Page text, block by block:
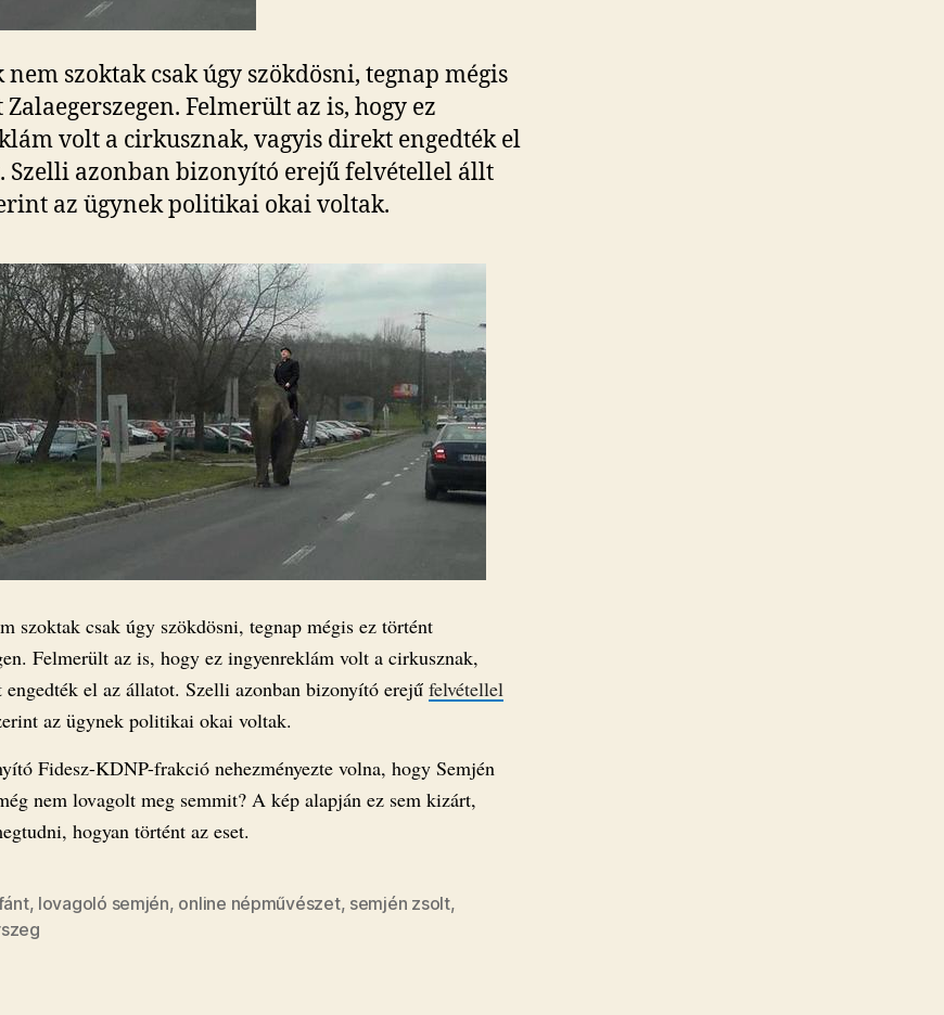
szoktak csak úgy szökdösni, tegnap mégis
Felmerült az is, hogy ez
volt a cirkusznak, vagyis direkt engedték el
Szelli azonban bizonyító erejű felvétellel állt
az ügynek politikai okai voltak.
szoktak csak úgy szökdösni, tegnap mégis ez történt
Felmerült az is, hogy ez ingyenreklám volt a cirkusznak,
el az állatot. Szelli azonban bizonyító erejű felvétellel
az ügynek politikai okai voltak.
Fidesz-KDNP-frakció nehezményezte volna, hogy Semjén
nem lovagolt meg semmit? A kép alapján ez sem kizárt,
hogyan történt az eset.
, lovagoló semjén, online népművészet, semjén zsolt,